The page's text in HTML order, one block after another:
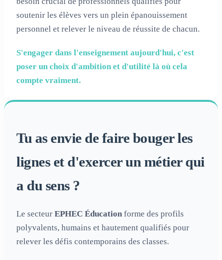
soutenir les élèves vers un plein épanouissement
personnel et relever le niveau de réussite de chacun.
S'engager dans l'enseignement aujourd'hui, c'est
poser un choix d'ambition et d'utilité là où cela
compte vraiment.
Tu as envie de faire bouger les
lignes et d'exercer un métier qui
a du sens ?
Le secteur EPHEC Éducation forme des profils
polyvalents, humains et hautement qualifiés pour
relever les défis contemporains des classes.